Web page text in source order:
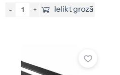
- + Ielikt grozā